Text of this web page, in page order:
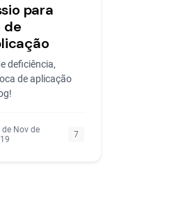
para
de
deficiência,
de aplicação
de Nov de
7